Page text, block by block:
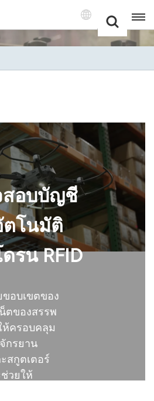
Language(แบบ
English
Deutsch
Русский
Italiano
Español
Português
Nederland
日语
한국어
Türk
สอบบัญชี
ตโนมัติ
รน RFID
อบเขตของ
ตของสรรพ
ห้ครอบคลุม
กรยาน
สกูตเตอร์
วยให้